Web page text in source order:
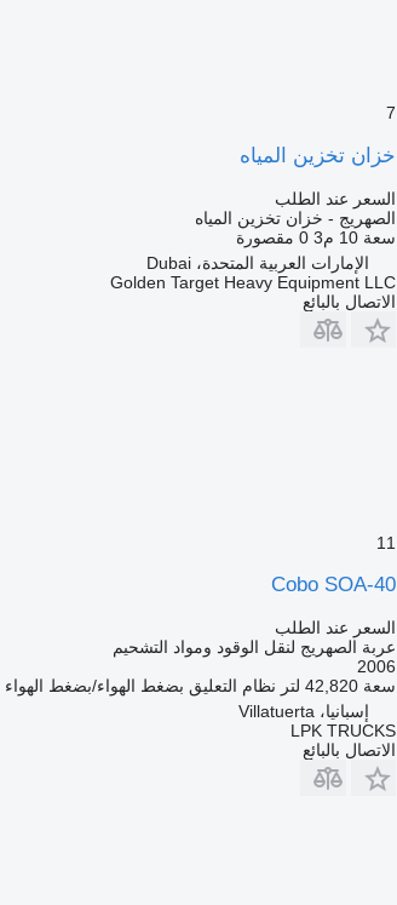
7
خزان تخزين المياه
السعر عند الطلب
الصهريج - خزان تخزين المياه
سعة 10 م3
0 مقصورة
الإمارات العربية المتحدة، Dubai
Golden Target Heavy Equipment LLC
الاتصال بالبائع
11
Cobo SOA-40
السعر عند الطلب
عربة الصهريج لنقل الوقود ومواد التشحيم
2006
سعة 42,820 لتر نظام التعليق بضغط الهواء/بضغط الهواء
إسبانيا، Villatuerta
LPK TRUCKS
الاتصال بالبائع